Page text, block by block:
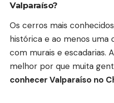
Valparaíso?
Os cerros mais
histórica e ao menos uma
com murais e escadarias.
melhor por que muita
conhecer Valparaíso no